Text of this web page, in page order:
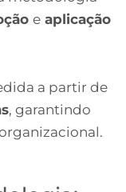
e aplicação
a partir de
, garantindo